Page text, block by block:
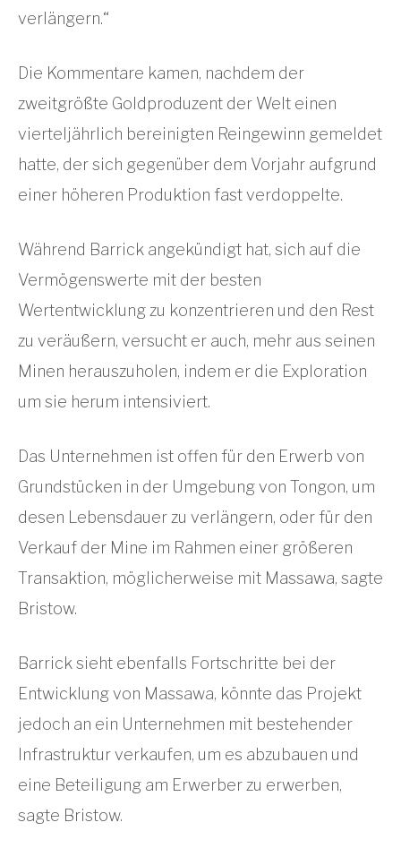
verlängern.“
Die Kommentare kamen, nachdem der
zweitgrößte Goldproduzent der Welt einen
vierteljährlich bereinigten Reingewinn gemeldet
hatte, der sich gegenüber dem Vorjahr aufgrund
einer höheren Produktion fast verdoppelte.
Während Barrick angekündigt hat, sich auf die
Vermögenswerte mit der besten
Wertentwicklung zu konzentrieren und den Rest
zu veräußern, versucht er auch, mehr aus seinen
Minen herauszuholen, indem er die Exploration
um sie herum intensiviert.
Das Unternehmen ist offen für den Erwerb von
Grundstücken in der Umgebung von Tongon, um
desen Lebensdauer zu verlängern, oder für den
Verkauf der Mine im Rahmen einer größeren
Transaktion, möglicherweise mit Massawa, sagte
Bristow.
Barrick sieht ebenfalls Fortschritte bei der
Entwicklung von Massawa, könnte das Projekt
jedoch an ein Unternehmen mit bestehender
Infrastruktur verkaufen, um es abzubauen und
eine Beteiligung am Erwerber zu erwerben,
sagte Bristow.